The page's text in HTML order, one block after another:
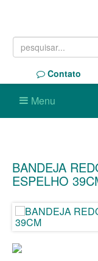
Contato
Menu
BANDEJA
ESPELHO